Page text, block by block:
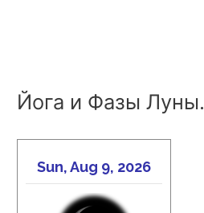
Йога и Фазы Луны.